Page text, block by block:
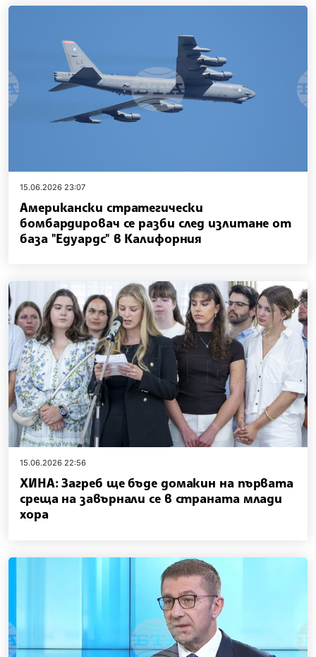
15.06.2026 23:07
Американски стратегически
бомбардировач се разби след излитане от
база "Едуардс" в Калифорния
15.06.2026 22:56
ХИНА: Загреб ще бъде домакин на първата
среща на завърнали се в страната млади
хора